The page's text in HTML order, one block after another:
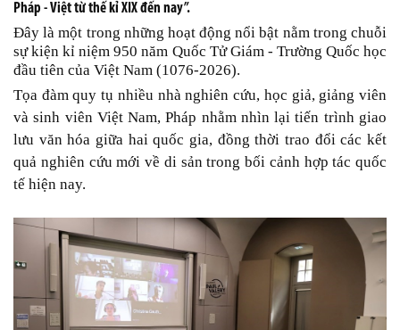
Pháp - Việt từ thế kỉ XIX đến nay”.
Đây là một trong những hoạt động nổi bật nằm trong chuỗi
sự kiện kỉ niệm 950 năm Quốc Tử Giám - Trường Quốc học
đầu tiên của Việt Nam (1076-2026).
Tọa đàm quy tụ nhiều nhà nghiên cứu, học giả, giảng viên
và sinh viên Việt Nam, Pháp nhằm nhìn lại tiến trình giao
lưu văn hóa giữa hai quốc gia, đồng thời trao đổi các kết
quả nghiên cứu mới về di sản trong bối cảnh hợp tác quốc
tế hiện nay.